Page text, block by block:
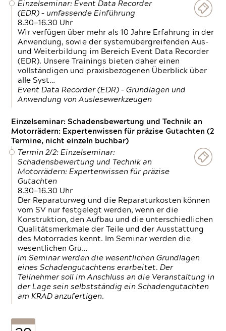
Einzelseminar: Event Data Recorder
(EDR) – umfassende Einführung
8.30—16.30 Uhr
Wir verfügen über mehr als 10 Jahre Erfahrung in der
Anwendung, sowie der systemübergreifenden Aus-
und Weiterbildung im Bereich Event Data Recorder
(EDR). Unsere Trainings bieten daher einen
vollständigen und praxisbezogenen Überblick über
alle Syst…
Event Data Recorder (EDR) – Grundlagen und
Anwendung von Auslesewerkzeugen
Einzelseminar: Schadensbewertung und Technik an
Motorrädern: Expertenwissen für präzise Gutachten (2
Termine, nicht einzeln buchbar)
Termin 2/2: Einzelseminar:
Schadensbewertung und Technik an
Motorrädern: Expertenwissen für präzise
Gutachten
8.30—16.30 Uhr
Der Reparaturweg und die Reparaturkosten können
vom SV nur festgelegt werden, wenn er die
Konstruktion, den Aufbau und die unterschiedlichen
Qualitätsmerkmale der Teile und der Ausstattung
des Motorrades kennt. Im Seminar werden die
wesentlichen Gru…
Im Seminar werden die wesentlichen Grundlagen
eines Schadengutachtens erarbeitet. Der
Teilnehmer soll im Anschluss an die Veranstaltung in
der Lage sein selbstständig ein Schadengutachten
am KRAD anzufertigen.